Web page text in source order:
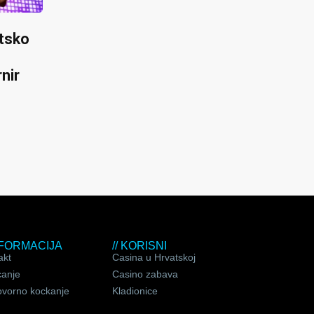
kockanje
// KORISNI
Casina u Hrvatskoj
Casino zabava
Kladionice